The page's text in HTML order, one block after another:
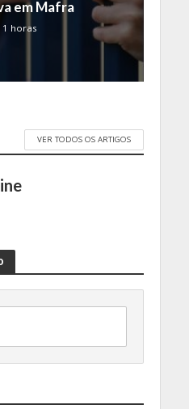
em Mafra
horas
VER TODOS OS ARTIGOS